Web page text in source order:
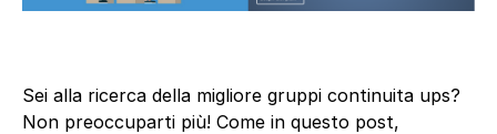
Sei alla ricerca della migliore gruppi continuita ups?
Non preoccuparti più! Come in questo post,